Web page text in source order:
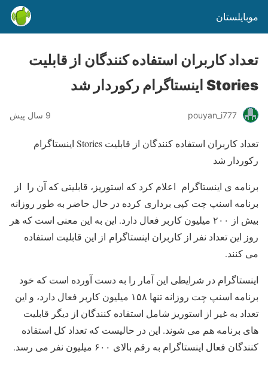
موبایلستان
تعداد کاربران استفاده کنندگان از قابلیت
Stories اینستاگرام رکوردار شد
pouyan_i777 9 سال پیش
تعداد کاربران استفاده کنندگان از قابلیت Stories اینستاگرام
رکوردار شد
برنامه ی اینستاگرام اعلام کرد که استوریز، قابلیتی که آن را از
برنامه اسنپ چت کپی برداری کرده در حال حاضر به طور روزانه
بیش از ۲۰۰ میلیون کاربر فعال دارد. این به این معنی است که هر
روز این تعداد نفر از کاربران اینستاگرام از این قابلیت استفاده
می کنند.
اینستاگرام در شرایطی این آمار را به دست آورده است که خود
برنامه اسنپ چت روزانه تنها ۱۵۸ میلیون کاربر فعال دارد، و این
تعداد به غیر از استوریز شامل استفاده کنندگان از دیگر قابلیت
های برنامه هم می شوند. این در حالیست که تعداد کل استفاده
کنندگان فعال اینستاگرام به رقم بالای ۶۰۰ میلیون نفر می رسد.